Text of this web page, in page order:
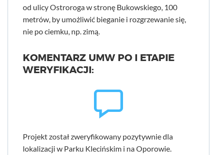
od ulicy Ostroroga w stronę Bukowskiego, 100
metrów, by umożliwić bieganie i rozgrzewanie się,
nie po ciemku, np. zimą.
KOMENTARZ UMW PO I ETAPIE
WERYFIKACJI:
Projekt został zweryfikowany pozytywnie dla
lokalizacji w Parku Klecińskim i na Oporowie.